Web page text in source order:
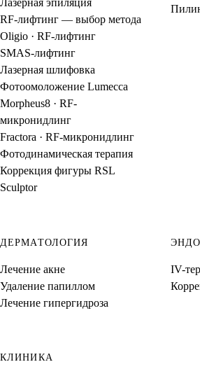
Лазерная эпиляция
RF-лифтинг — выбор метода
Oligio · RF-лифтинг
SMAS-лифтинг
Лазерная шлифовка
Фотоомоложение Lumecca
Morpheus8 · RF-
микронидлинг
Fractora · RF-микронидлинг
Фотодинамическая терапия
Коррекция фигуры RSL
Sculptor
ДЕРМАТОЛОГИЯ
Лечение акне
Удаление папиллом
Лечение гипергидроза
IV-
КЛИНИКА